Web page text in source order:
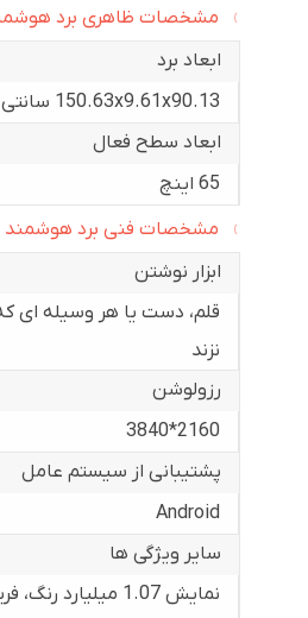
مشخصات ظاهری برد
ابعاد برد
150.63x9.61x90.13 سانتی متر
ابعاد سطح فعال
65 اینچ
مشخصات فنی برد هوشمند
ابزار نوشتن
قلم، دست یا هر وسیله ای
نزند
رزولوشن
2160*3840
پشتیبانی از سیستم عامل
Android
سایر ویژگی ها
نمایش 1.07 میلیارد